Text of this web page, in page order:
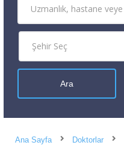
Ana Sayfa Doktorlar